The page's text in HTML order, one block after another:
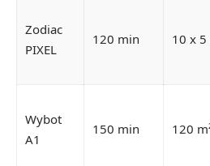
Zodiac
PIXEL
120 min 10 x 5
Wybot
A1
150 min 120